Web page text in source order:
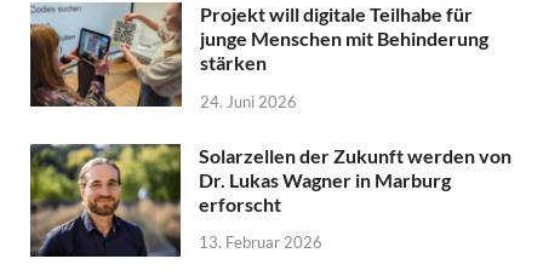
Projekt will digitale Teilhabe für
junge Menschen mit Behinderung
stärken
24. Juni 2026
Solarzellen der Zukunft werden von
Dr. Lukas Wagner in Marburg
erforscht
13. Februar 2026